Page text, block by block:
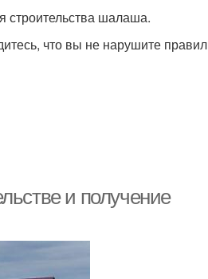
строительства шалаша.
что вы не нарушите правил
и получение